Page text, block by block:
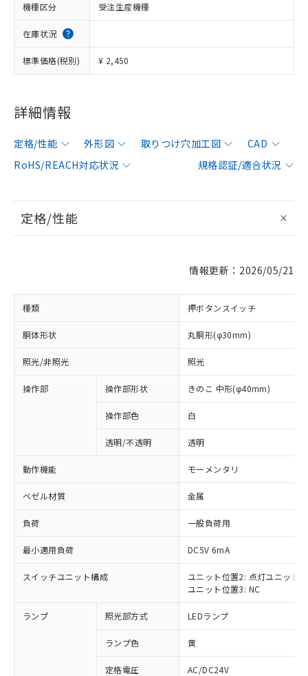
機種区分 受注生産機種
在庫状況
標準価格(税別) ¥ 2,450
詳細情報
定格/性能 外形図 取りつけ穴加工図
CAD
RoHS/REACH対応状況
規格認証/適合状況
定格/性能
情報更新：2026/05/21
種類 押ボタンスイッチ
胴体形状 丸胴形(φ30mm)
照光/非照光 照光
操作部 操作部形状 きのこ 中形(φ40mm)
操作部色 白
透明/不透明 透明
動作機能 モーメンタリ
ベゼル材質 金属
負荷 一般負荷用
最小適用負荷 DC5V 6mA
スイッチユニット構成
ユニット位置2: 点灯ユニット
ユニット位置3: NC
ランプ 照光部方式 LEDランプ
ランプ色 黄
定格電圧 AC/DC24V